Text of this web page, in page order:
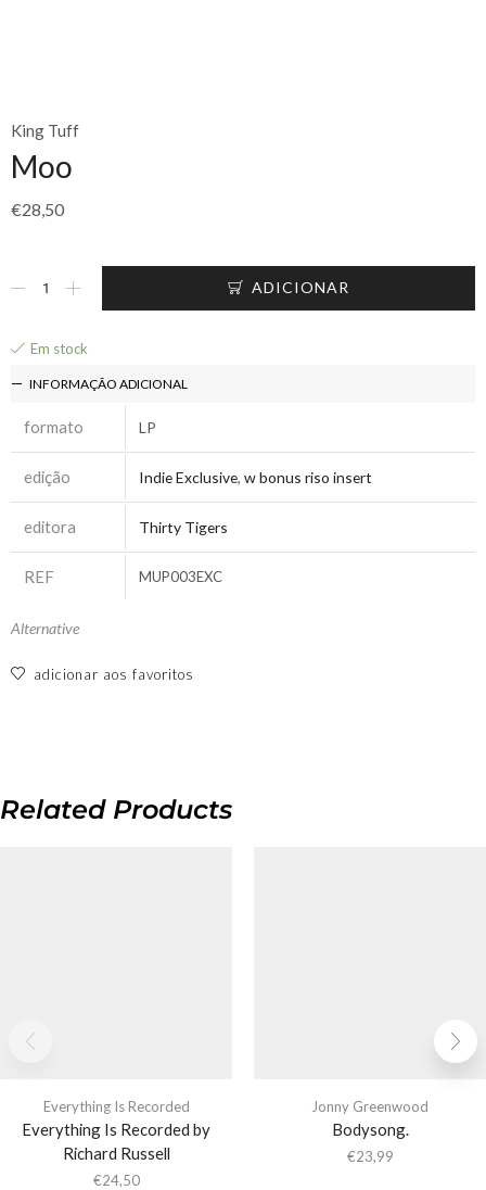
King Tuff
Moo
€28,50
ADICIONAR
Em stock
INFORMAÇÃO ADICIONAL
formato LP
edição Indie Exclusive, w bonus riso insert
editora Thirty Tigers
REF MUP003EXC
Alternative
adicionar aos favoritos
Related Products
Everything Is Recorded
Everything Is Recorded by
Richard Russell
€24,50
Jonny Greenwood
Bodysong.
€23,99